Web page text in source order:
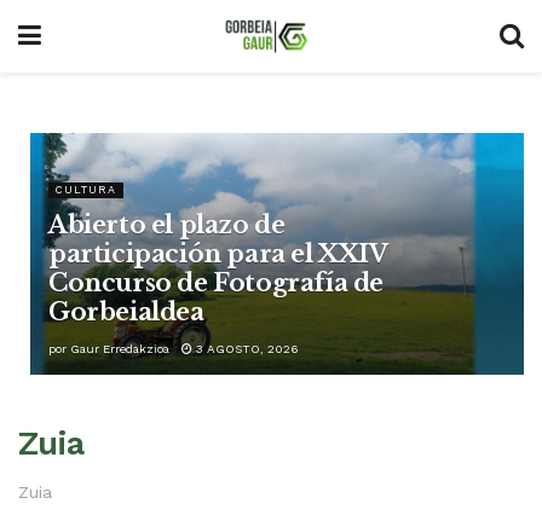
CULTURA
Abierto el plazo de
participación para el XXIV
Concurso de Fotografía de
Gorbeialdea
por Gaur Erredakzioa 3 AGOSTO, 2026
Zuia
Zuia